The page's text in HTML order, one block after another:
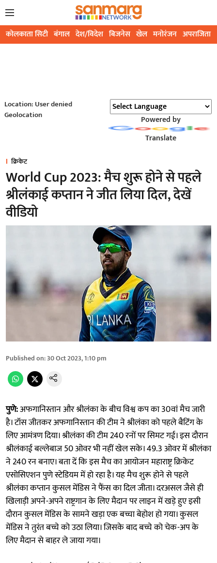
कोलकाता सिटी बंगाल देश/विदेश बिजनेस खेल मनोरंजन अपराजिता
Location: User denied
Geolocation
Powered by
Translate
क्रिकेट
World Cup 2023: मैच शुरू होने से पहले
श्रीलंकाई कप्तान ने जीत लिया दिल, देखें
वीडियो
Published on:30 Oct 2023, 1:10 pm
पुणे:अफगानिस्तान और श्रीलंका के बीच विश्व कप का 30वां मैच जारी
है। टॉस जीतकर अफगानिस्तान की टीम ने श्रीलंका को पहले बैटिंग के
लिए आमंत्रण दिया। श्रीलंका की टीम 240 रनों पर सिमट गई। इस दौरान
श्रीलंकाई बल्लेबाज 50 ओवर भी नहीं खेल सके। 49.3 ओवर में श्रीलंका
ने 240 रन बनाए। बता दें कि इस मैच का आयोजन महाराष्ट्र क्रिकेट
एसोसिएशन पुणे स्टेडियम में हो रहा है। यह मैच शुरू होने से पहले
श्रीलंका कप्तान कुसल मेंडिस ने फैंस का दिल जीता। दरअसल जैसे ही
खिलाड़ी अपने-अपने राष्ट्रगान के लिए मैदान पर लाइन में खड़े हुए इसी
दौरान कुसल मेंडिस के सामने खड़ा एक बच्चा बेहोश हो गया। कुसल
मेंडिस ने तुरंत बच्चे को उठा लिया। जिसके बाद बच्चे को चेक-अप के
लिए मैदान से बाहर ले जाया गया।